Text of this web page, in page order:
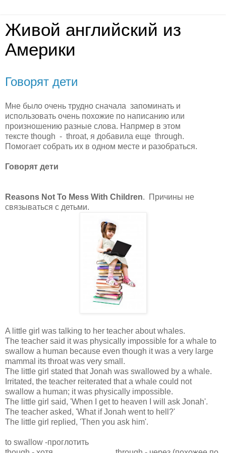
Живой английский из
Америки
Говорят дети
Мне было очень трудно сначала запоминать и
использовать очень похожие по написанию или
произношению разные слова. Напрмер в этом
тексте though - throat, я добавила еще through.
Помогает собрать их в одном месте и разобраться.
Говорят дети
Reasons Not To Mess With Children.
Причины не
связываться с детьми.
A little girl was talking to her teacher about whales.
The teacher said it was physically impossible for a whale to
swallow a human because even though it was a very large
mammal its throat was very small.
The little girl stated that Jonah was swallowed by a whale.
Irritated, the teacher reiterated that a whale could not
swallow a human; it was physically impossible.
The little girl said, 'When I get to heaven I will ask Jonah'.
The teacher asked, 'What if Jonah went to hell?'
The little girl replied, 'Then you ask him'.
to swallow -проглотить